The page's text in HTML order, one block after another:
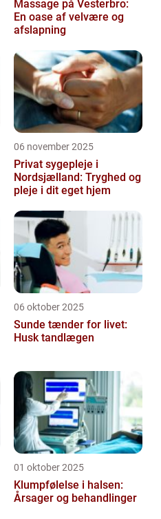
Massage på Vesterbro:
En oase af velvære og
afslapning
06 november 2025
Privat sygepleje i
Nordsjælland: Tryghed og
pleje i dit eget hjem
06 oktober 2025
Sunde tænder for livet:
Husk tandlægen
01 oktober 2025
Klumpfølelse i halsen:
Årsager og behandlinger